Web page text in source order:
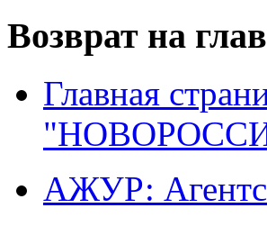
Возврат на
Главная
АЖУР: